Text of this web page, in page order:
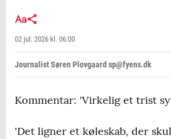
02 jul. 2026 kl. 06:00
Journalist Søren Plovgaard sp@fyens.dk
Kommentar: 'Virkelig et trist
'Det ligner et køleskab, der